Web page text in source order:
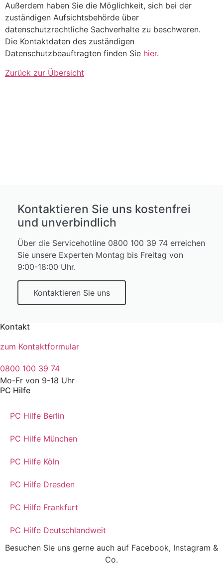
Außerdem haben Sie die Möglichkeit, sich bei der
zuständigen Aufsichtsbehörde über
datenschutzrechtliche Sachverhalte zu beschweren.
Die Kontaktdaten des zuständigen
Datenschutzbeauftragten finden Sie hier.
Zurück zur Übersicht
Kontaktieren Sie uns kostenfrei
und unverbindlich
Über die Servicehotline 0800 100 39 74 erreichen
Sie unsere Experten Montag bis Freitag von
9:00-18:00 Uhr.
Kontaktieren Sie uns
Besuchen Sie uns gerne auch auf Facebook, Instagram &
Co.
PC Hilfe
PC Hilfe Berlin
PC Hilfe München
PC Hilfe Köln
PC Hilfe Dresden
PC Hilfe Frankfurt
PC Hilfe Deutschlandweit
Kontakt
zum Kontaktformular
0800 100 39 74
Mo-Fr von 9-18 Uhr